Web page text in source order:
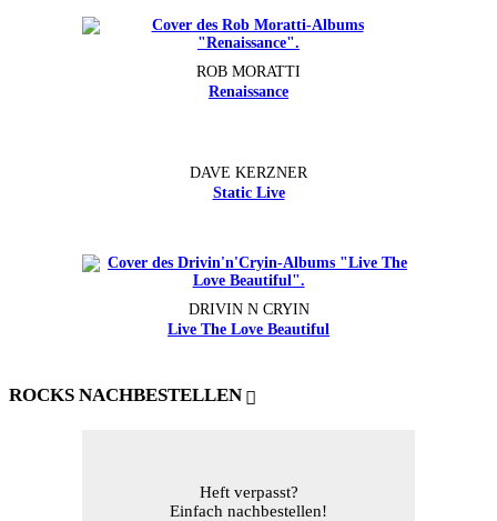
ROB MORATTI
Renaissance
DAVE KERZNER
Static Live
DRIVIN N CRYIN
Live The Love Beautiful
ROCKS NACHBESTELLEN
Heft verpasst?
Einfach nachbestellen!